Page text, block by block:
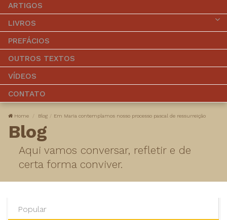
ARTIGOS
LIVROS
PREFÁCIOS
OUTROS TEXTOS
VÍDEOS
CONTATO
Home Blog Em Maria contemplamos nosso processo pascal de ressurreição
Blog
Aqui vamos conversar, refletir e de
certa forma conviver.
Popular